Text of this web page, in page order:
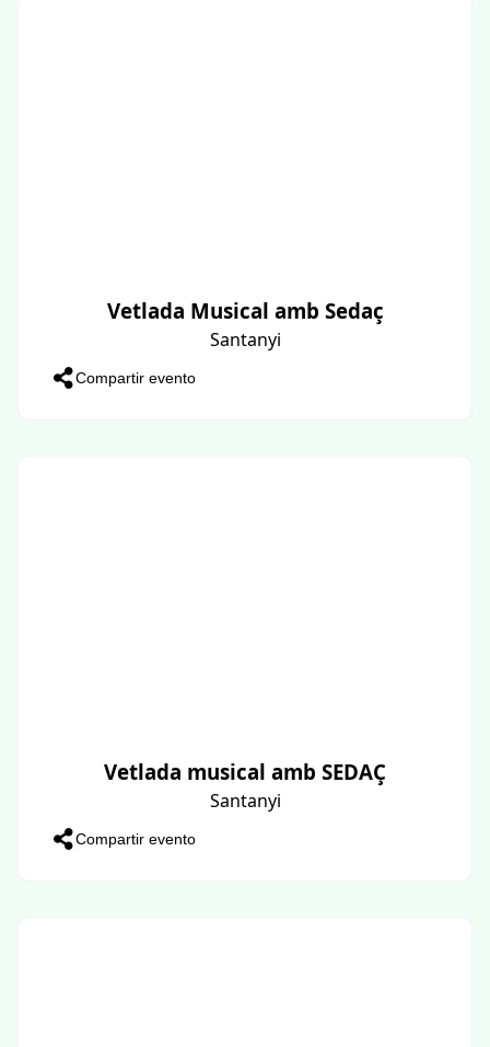
Vetlada Musical amb Sedaç
Santanyi
Compartir evento
Vetlada musical amb SEDAÇ
Santanyi
Compartir evento